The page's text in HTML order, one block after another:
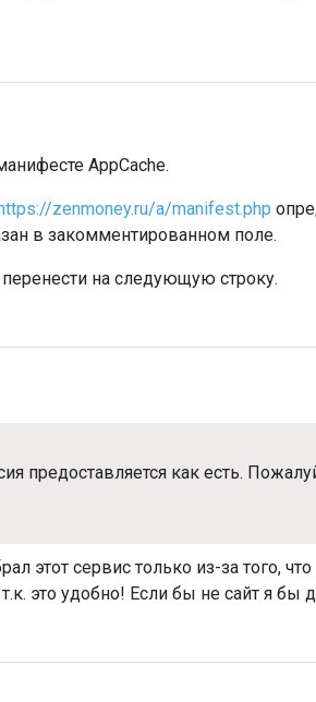
AppCache.
https://zenmoney.ru/a/manifest.php
в закомментированном поле.
на следующую строку.
предоставляется как есть.
этот сервис только из-за того,
это удобно! Если бы не сайт я